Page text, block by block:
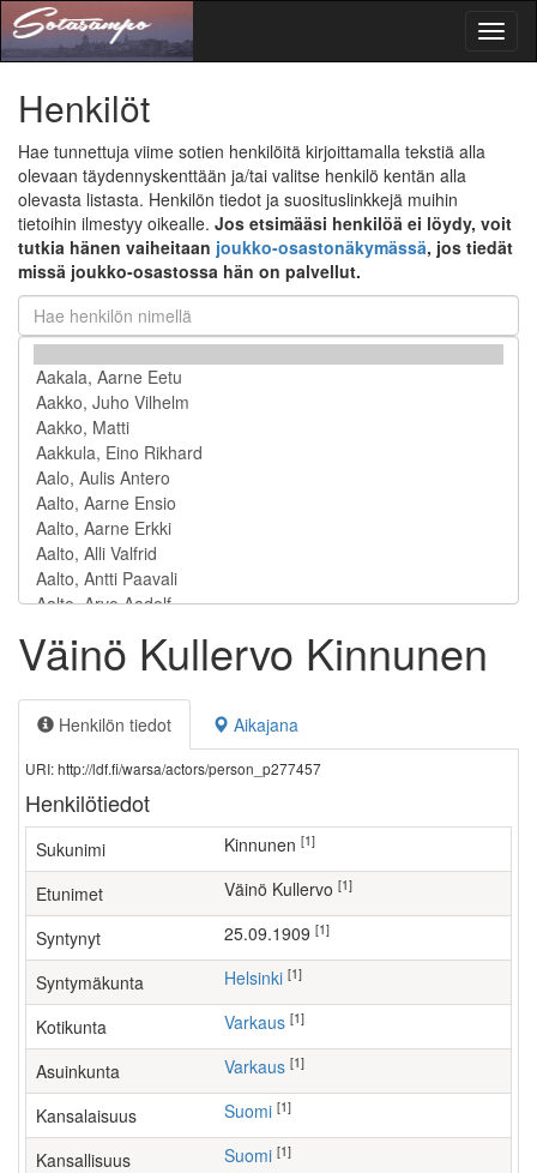
Henkilöt
Hae tunnettuja viime sotien henkilöitä kirjoittamalla tekstiä alla
olevaan täydennyskenttään ja/tai valitse henkilö kentän alla
olevasta listasta. Henkilön tiedot ja suosituslinkkejä muihin
tietoihin ilmestyy oikealle. Jos etsimääsi henkilöä ei löydy, voit
tutkia hänen vaiheitaan joukko-osastonäkymässä, jos tiedät
missä joukko-osastossa hän on palvellut.
Väinö Kullervo Kinnunen
Henkilön tiedot Aikajana
URI: http://ldf.fi/warsa/actors/person_p277457
Henkilötiedot
Sukunimi Kinnunen [1]
Etunimet Väinö Kullervo [1]
Syntynyt 25.09.1909 [1]
Syntymäkunta Helsinki [1]
Kotikunta Varkaus [1]
Asuinkunta Varkaus [1]
Kansalaisuus Suomi [1]
Kansallisuus Suomi [1]